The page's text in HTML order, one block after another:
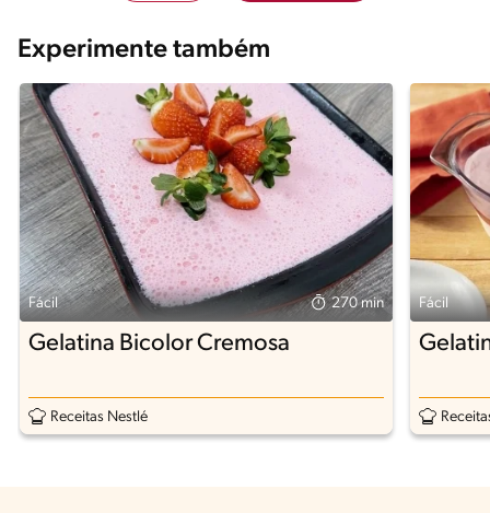
Experimente também
Fácil 270 min
Gelatina Bicolor Cremosa
Receitas Nestlé
Fácil